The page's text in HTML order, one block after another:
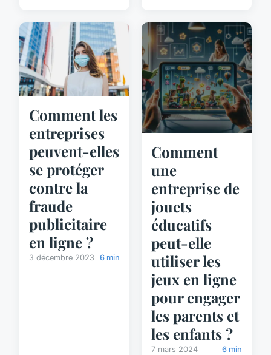
Comment les
entreprises
peuvent-elles
se protéger
contre la
fraude
publicitaire
en ligne ?
3 décembre 2023 6 min
Comment
une
entreprise de
jouets
éducatifs
peut-elle
utiliser les
jeux en ligne
pour engager
les parents et
les enfants ?
7 mars 2024 6 min